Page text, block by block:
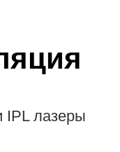
IPL лазеры